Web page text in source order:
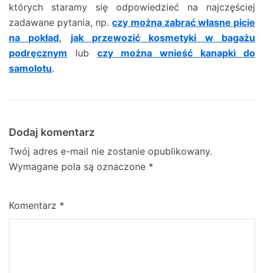
których staramy się odpowiedzieć na najczęściej
zadawane pytania, np.czy można zabrać własne picie
na pokład, jak przewozić kosmetyki w bagażu
podręcznym lub czy można wnieść kanapki do
samolotu.
Dodaj komentarz
Twój adres e-mail nie zostanie opublikowany.
Wymagane pola są oznaczone *
Komentarz *